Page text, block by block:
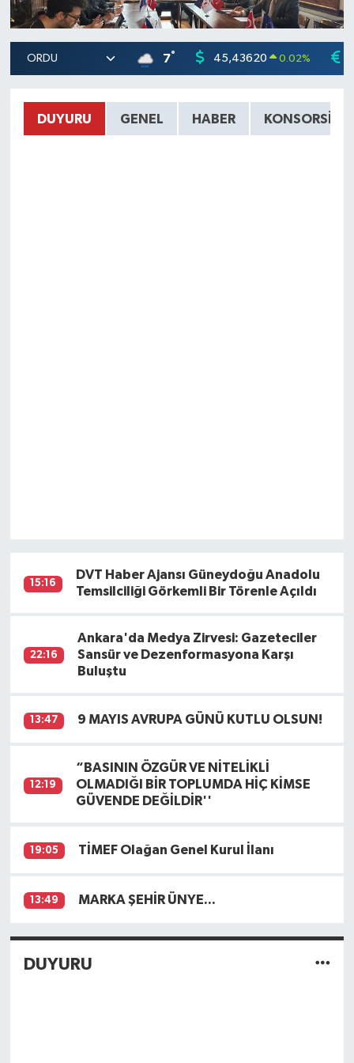
7° 45,43620 0.02%
DUYURU GENEL HABER
15:16
DVT Haber Ajansı Güneydoğu Anadolu
Temsilciliği Görkemli Bir Törenle Açıldı
22:16
Ankara'da Medya Zirvesi: Gazeteciler
Sansür ve Dezenformasyona Karşı
Buluştu
13:47 9 MAYIS AVRUPA GÜNÜ KUTLU OLSUN!
12:19
“BASININ ÖZGÜR VE NİTELİKLİ
OLMADIĞI BİR TOPLUMDA HİÇ KİMSE
GÜVENDE DEĞİLDİR''
19:05 TİMEF Olağan Genel Kurul İlanı
13:49 MARKA ŞEHİR ÜNYE…
DUYURU